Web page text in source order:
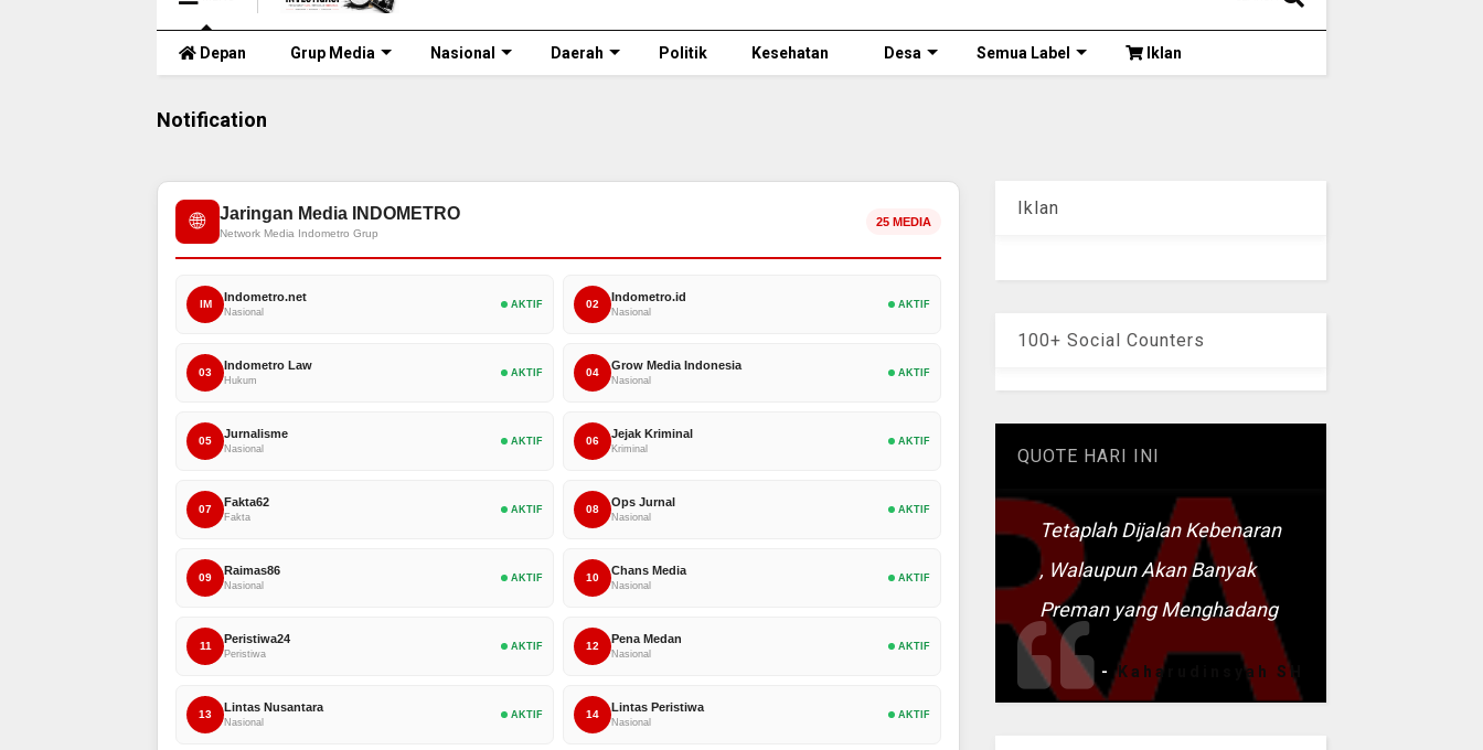
Depan Grup Media Nasional Daerah Politik Kesehatan Desa Semua Label Iklan
Notification
🌐 Jaringan Media INDOMETRO
Network Media Indometro Grup
25 MEDIA
IM
Indometro.net
Nasional
AKTIF 02
Indometro.id
Nasional
AKTIF
03
Indometro Law
Hukum
AKTIF 04
Grow Media Indonesia
Nasional
AKTIF
05
Jurnalisme
Nasional
AKTIF 06
Jejak Kriminal
Kriminal
AKTIF
07
Fakta62
Fakta
AKTIF 08
Ops Jurnal
Nasional
AKTIF
09
Raimas86
Nasional
AKTIF 10
Chans Media
Nasional
AKTIF
11
Peristiwa24
Peristiwa
AKTIF 12
Pena Medan
Nasional
AKTIF
13
Lintas Nusantara
Nasional
AKTIF 14
Lintas Peristiwa
Nasional
AKTIF
Iklan
100+ Social Counters
QUOTE HARI INI
Tetaplah Dijalan Kebenaran
, Walaupun Akan Banyak
Preman yang Menghadang
-Kaharudinsyah SH